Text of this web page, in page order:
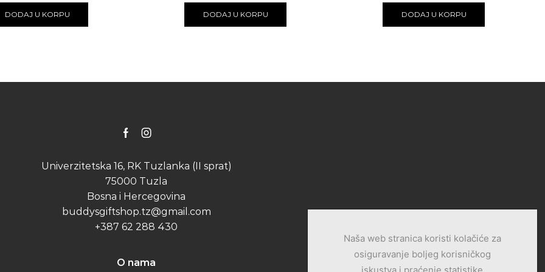
DODAJ U KORPU DODAJ U KORPU DODAJ U KORPU
FacebookInstagram
Univerzitetska 16, RK Tuzlanka (II sprat)
75000 Tuzla
Bosna i Hercegovina
buddysgiftshop.tz@gmail.com
+387 62 288 430
O nama
Naša web stranica koristi kolačiće za
osiguravanje boljeg korisničkog